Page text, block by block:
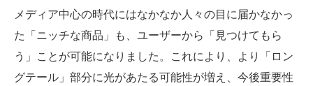
メディア中心の時代にはなかなか人々の目に届かなかっ
た「ニッチな商品」も、ユーザーから「見つけてもら
う」ことが可能になりました。これにより、より「ロン
グテール」部分に光があたる可能性が増え、今後重要性